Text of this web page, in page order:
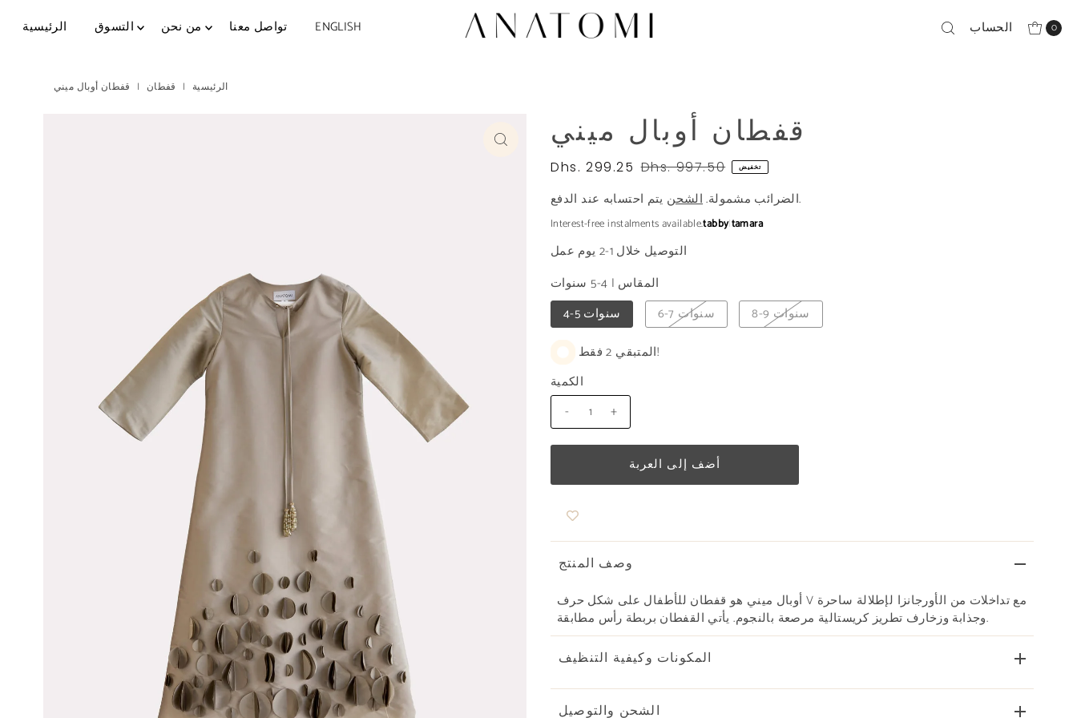
Skip to content
الرئيسية التسوق من نحن تواصل معنا ENGLISH الحساب 0
الرئيسية | قفطان | قفطان أوبال ميني
قفطان أوبال ميني
Dhs. 299.25 Dhs. 997.50 تخفيض
الضرائب مشمولة.الشحن يتم احتسابه عند الدفع.
Interest-free instalments available.tabby|tamara
التوصيل خلال 1-2 يوم عمل
المقاس | 4-5 سنوات
4-5 سنوات
6-7 سنوات
8-9 سنوات
المتبقي 2 فقط!
الكمية
-
+
وصف المنتج
أوبال ميني هو قفطان للأطفال على شكل حرف V مع تداخلات من الأورجانزا لإطلالة ساحرة
وجذابة وزخارف تطريز كريستالية مرصعة بالنجوم. يأتي القفطان بربطة رأس مطابقة.
المكونات وكيفية التنظيف
الشحن والتوصيل